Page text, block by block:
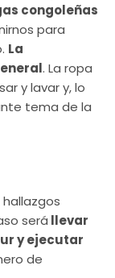
congoleñas
para
La
. La ropa
y lavar y, lo
tema de la
será llevar
y ejecutar
de